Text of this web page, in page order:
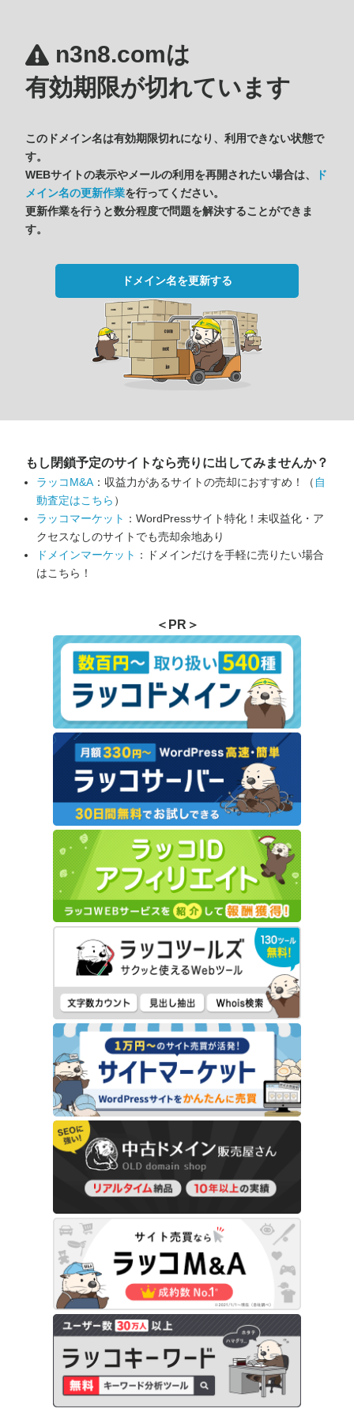
n3n8.comは
有効期限が切れています
このドメイン名は有効期限切れになり、利用できない状態で
す。
WEBサイトの表示やメールの利用を再開されたい場合は、
ド
メイン名の更新作業を行ってください。
更新作業を行うと数分程度で問題を解決することができま
す。
ドメイン名を更新する
もし閉鎖予定のサイトなら売りに出してみませんか？
ラッコM&A ：収益力があるサイトの売却におすすめ！（ 自
動査定はこちら ）
ラッコマーケット ：WordPressサイト特化！未収益化・ア
クセスなしのサイトでも売却余地あり
ドメインマーケット ：ドメインだけを手軽に売りたい場合
はこちら！
＜PR＞